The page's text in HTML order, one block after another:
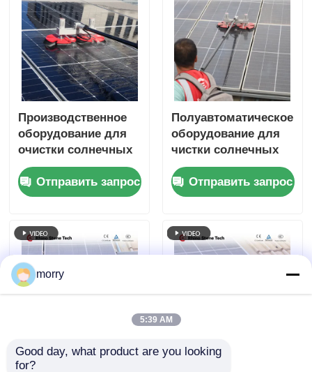
Производственное
оборудование для
очистки солнечных
панелей
Электрическая
фотоэлектрическая
щетка для очистки
солнечных панелей
с двойной головой
щетка для очистки
солнечных панелей
Отправить запрос
Полуавтоматическое
оборудование для
чистки солнечных
панелей щеткой для
обслуживания
фотоэлектрических
Отправить запрос
Эффективная щетка
Машина для очистки
morry
5:39 AM
Good day, what product are you looking
for?